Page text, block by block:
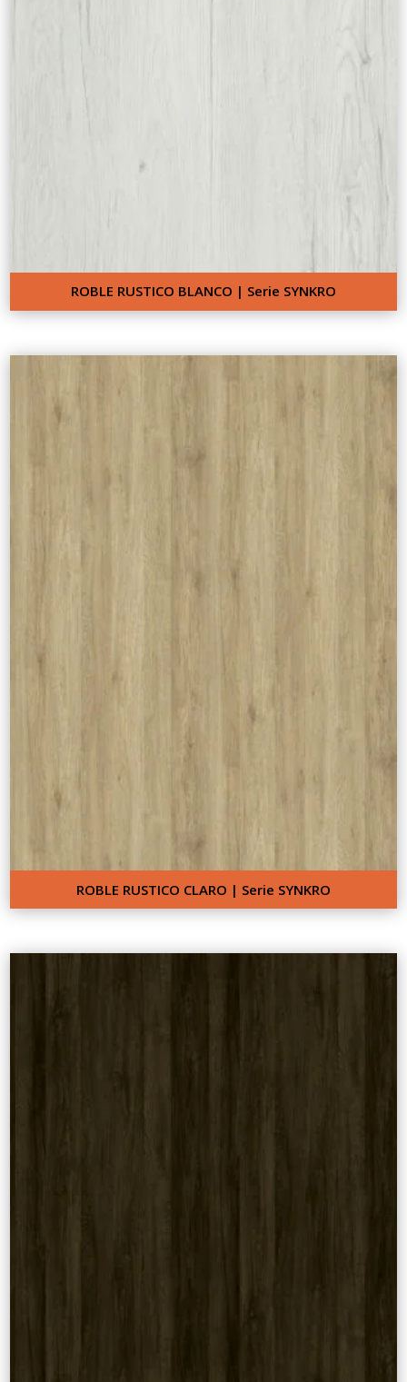
ROBLE RUSTICO BLANCO | Serie SYNKRO
ROBLE RUSTICO CLARO | Serie SYNKRO